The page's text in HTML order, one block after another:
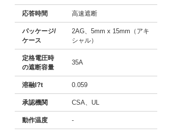
応答時間 高速遮断
パッケージ/
ケース
2AG、5mm x 15mm（アキ
シャル）
定格電圧時
の遮断容量
35A
溶融I?t 0.059
承認機関 CSA、UL
動作温度 -